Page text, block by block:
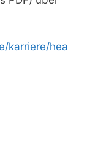
karriere/hea